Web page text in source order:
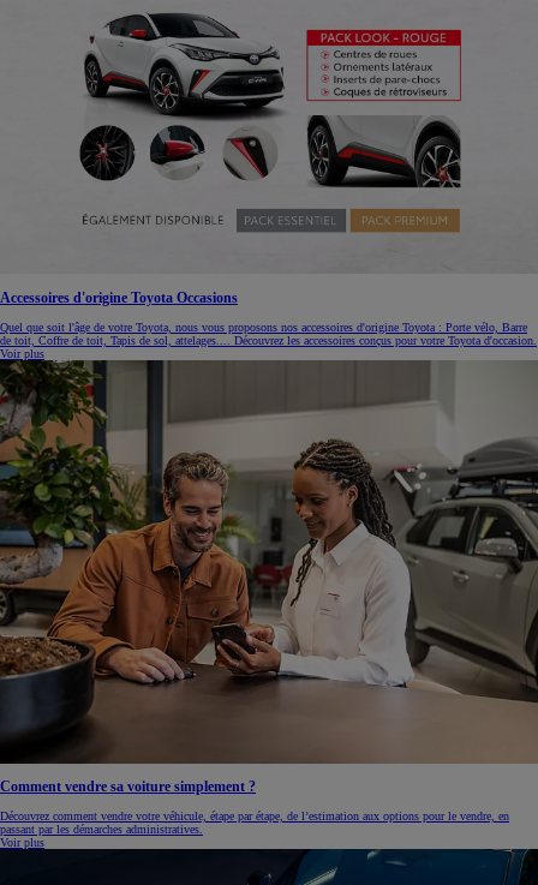
Accessoires d'origine Toyota Occasions
Quel que soit l'âge de votre Toyota, nous vous proposons nos accessoires d'origine Toyota : Porte vélo, Barre
de toit, Coffre de toit, Tapis de sol, attelages.... Découvrez les accessoires conçus pour votre Toyota d'occasion.
Voir plus
Comment vendre sa voiture simplement ?
Découvrez comment vendre votre véhicule, étape par étape, de l’estimation aux options pour le vendre, en
passant par les démarches administratives.
Voir plus